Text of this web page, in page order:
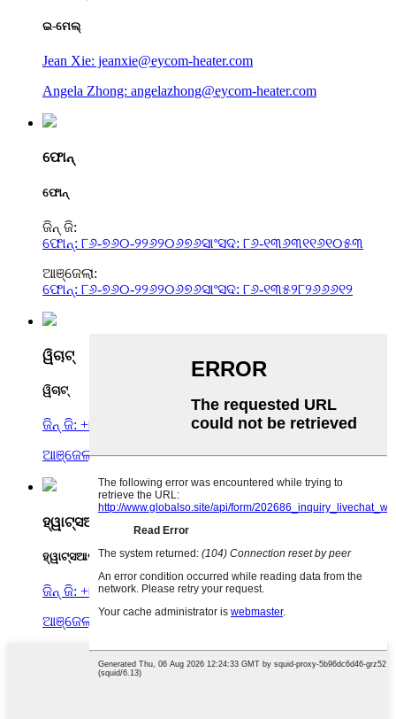
ଇ-ମେଲ୍
Jean Xie: jeanxie@eycom-heater.com
Angela Zhong: angelazhong@eycom-heater.com
ଫୋନ୍
ଫୋନ୍
ଜିନ୍ ଜି:
ଫୋନ୍: ୮୬-୭୬୦-୨୨୬୨୦୬୭୬ସାଂସଦ: ୮୬-୧୩୬୩୧୧୬୧୦୫୩
ଆଞ୍ଜେଲା:
ଫୋନ୍: ୮୬-୭୬୦-୨୨୬୨୦୬୭୬ସାଂସଦ: ୮୬-୧୩୫୨୮୨୬୬୬୧୨
ୱିଚାଟ୍
ୱିଚାଟ୍
ଜିନ୍ ଜି: +୮୬ ୧୩୬୩୧୧୬୧୦୫୩
ଆଞ୍ଜେଲା: +୮୬ ୧୩୫୨୮୨୬୬୬୧୨
ହ୍ୱାଟ୍ସଆପ୍
ହ୍ୱାଟ୍ସଆପ୍
ଜିନ୍ ଜି: +୮୬ ୧୩୬୩୧୧୬୧୦୫୩
ଆଞ୍ଜେଲା: +୮୬ ୧୩୫୨୮୨୬୬୬୧୨